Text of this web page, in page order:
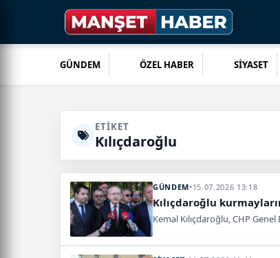
GÜNDEM ÖZEL HABER SİYASET
ETIKET
Kılıçdaroğlu
GÜNDEM•15.07.2026 13:18
Kılıçdaroğlu
Kemal Kılıçdaroğlu, CHP